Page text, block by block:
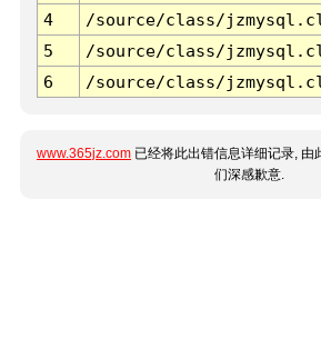
4
/source/class/
5
/source/class/
6
/source/class/
www.365jz.com 已经将此出错信息详细记录, 由
们深感歉意.